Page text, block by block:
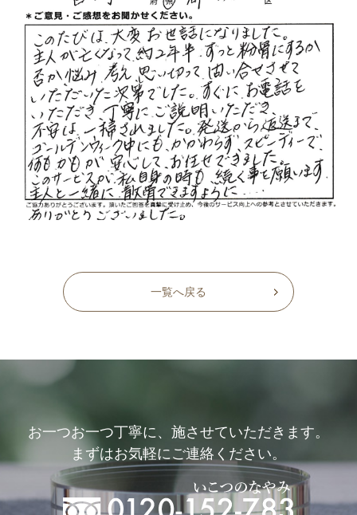
一覧へ戻る
お一つお一つ丁寧に、施させていただきます。
まずはお気軽にご連絡ください。